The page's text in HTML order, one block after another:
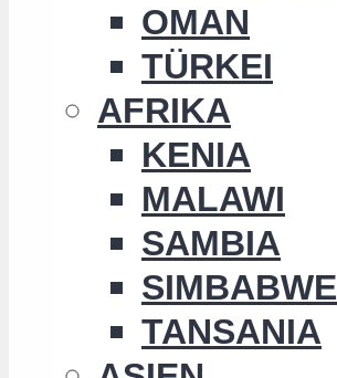
OMAN
TÜRKEI
AFRIKA
KENIA
MALAWI
SAMBIA
SIMBABWE
TANSANIA